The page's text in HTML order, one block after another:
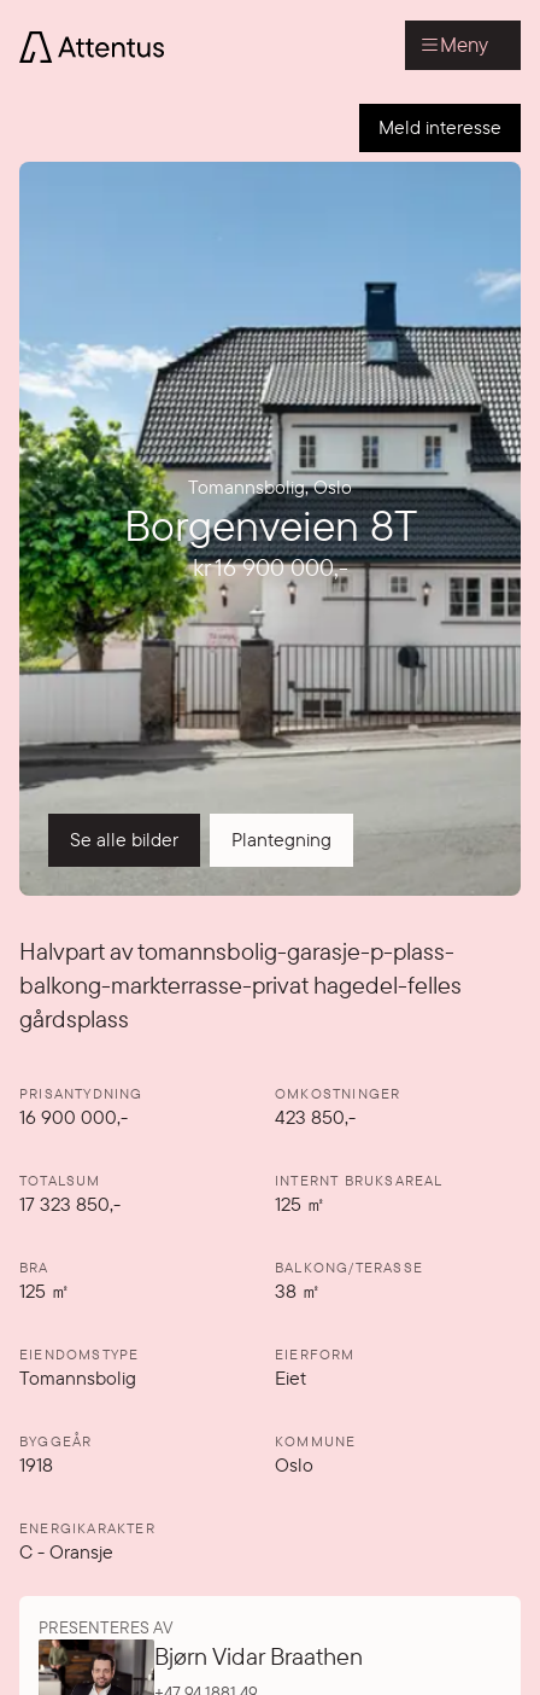
Meny
Meld interesse
Tomannsbolig,Oslo
Borgenveien 8T
kr 16 900 000,-
Se alle bilder Plantegning
Halvpart av tomannsbolig-garasje-p-plass-
balkong-markterrasse-privat hagedel-felles
gårdsplass
Detaljer
PRISANTYDNING
16 900 000,-
OMKOSTNINGER
423 850,-
TOTALSUM
17 323 850,-
INTERNT BRUKSAREAL
125 ㎡
BRA
125 ㎡
BALKONG/TERASSE
38 ㎡
EIENDOMSTYPE
Tomannsbolig
EIERFORM
Eiet
BYGGEÅR
1918
KOMMUNE
Oslo
ENERGIKARAKTER
C-Oransje
PRESENTERES AV
Bjørn Vidar Braathen